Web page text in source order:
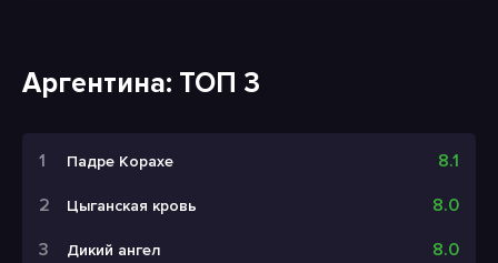
Аргентина: ТОП 3
Падре Корахе 8.1
Цыганская кровь 8.0
Дикий ангел 8.0